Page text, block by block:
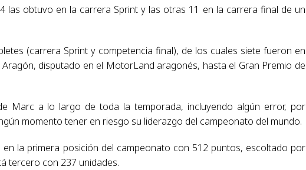
las obtuvo en la carrera Sprint y las otras 11 en la carrera final de un
(carrera Sprint y competencia final), de los cuales siete fueron en
disputado en el MotorLand aragonés, hasta el Gran Premio de
Marc a lo largo de toda la temporada, incluyendo algún error, por
momento tener en riesgo su liderazgo del campeonato del mundo.
la primera posición del campeonato con 512 puntos, escoltado por
tercero con 237 unidades.